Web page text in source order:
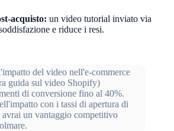
acquisto: un video tutorial inviato via
e riduce i resi.
del video nell'e-commerce
guida sul video Shopify)
di conversione fino al 40%.
con i tassi di apertura di
un vantaggio competitivo